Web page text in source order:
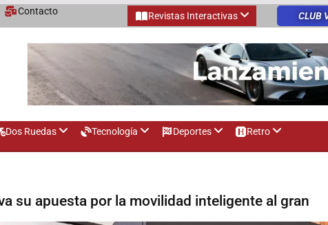
Contacto Revistas Interactivas CLUB
Dos Ruedas Tecnología Deportes Retro
su apuesta por la movilidad inteligente al gran